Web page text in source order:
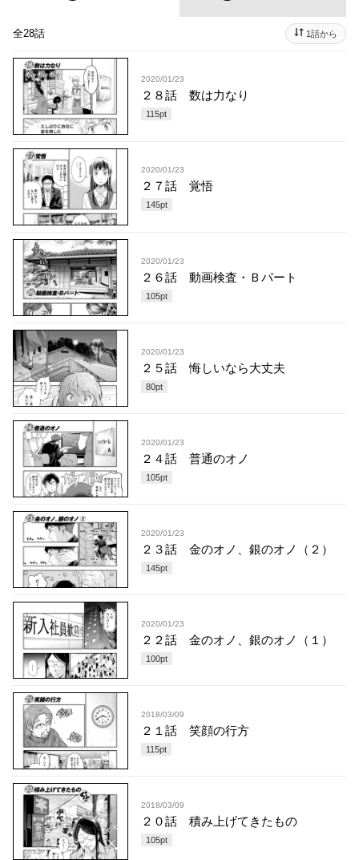
全28話 1話から
2020/01/23
２８話 数は力なり
115pt
2020/01/23
２７話 覚悟
145pt
2020/01/23
２６話 動画検査・Ｂパート
105pt
2020/01/23
２５話 悔しいなら大丈夫
80pt
2020/01/23
２４話 普通のオノ
105pt
2020/01/23
２３話 金のオノ、銀のオノ（２）
145pt
2020/01/23
２２話 金のオノ、銀のオノ（１）
100pt
2018/03/09
２１話 笑顔の行方
115pt
2018/03/09
２０話 積み上げてきたもの
105pt